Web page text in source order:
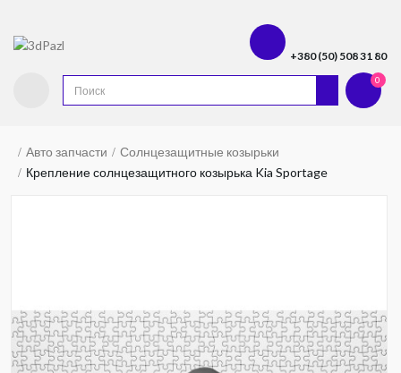
+380 (50) 508 31 80
0
Авто запчасти
Солнцезащитные козырьки
Крепление солнцезащитного козырька Kia Sportage